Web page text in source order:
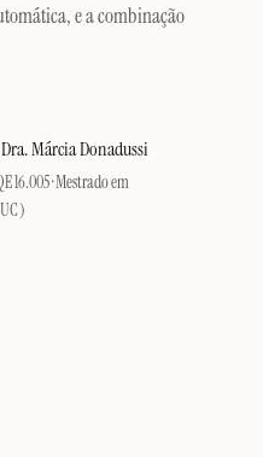
e a combinação
Márcia Donadussi
16.005 · Mestrado em